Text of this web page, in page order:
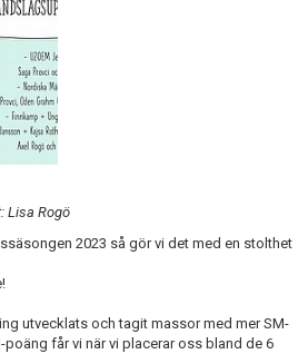
Lisa Rogö
2023 så gör vi det med en stolthet
utvecklats och tagit massor med mer SM-
får vi när vi placerar oss bland de 6